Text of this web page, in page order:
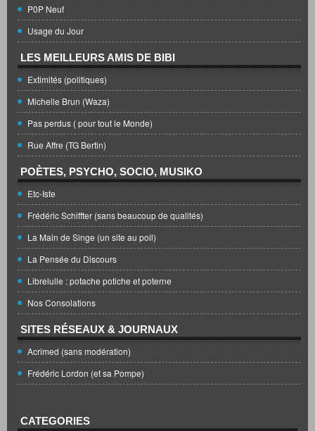
P0P Neuf
Usage du Jour
LES MEILLEURS AMIS DE BIBI
Extimités (politiques)
Michelle Brun (Waza)
Pas perdus ( pour tout le Monde)
Rue Affre (TG Bertin)
POÈTES, PSYCHO, SOCIO, MUSIKO
Etc-Iste
Frédéric Schiffter (sans beaucoup de qualités)
La Main de Singe (un site au poil)
La Pensée du Discours
Librelulle : potache potiche et poterne
Nos Consolations
SITES RÉSEAUX & JOURNAUX
Acrimed (sans modération)
Frédéric Lordon (et sa Pompe)
CATEGORIES